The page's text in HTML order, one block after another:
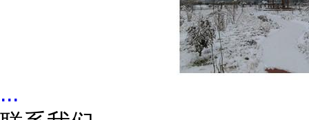
...